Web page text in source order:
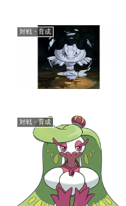
対戦・育成
対戦・育成